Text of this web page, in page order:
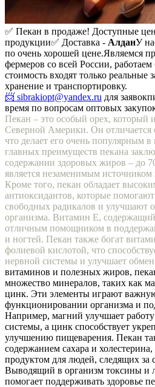
✅ Пекан в продаже! Доступные
продукции✅ Доставка - АлданУ
по очень хорошей цене.Являемся
фермеров со всей России,
стоимость входят только реальные
хранение и транспортировку.
📨 sibrakiopt@yandex.ru для заявок
время по вопросам оптовых
Пекан – это особый орех, который
Северной Америки. Он отличается
что делает его очень популярным
главных преимуществ пекана
содержании здоровых жиров – до
является незаменимым источником
Кроме того, пекан обладает
антиоксидантов, которые
свободных радикалов и улучшают
организма. Витамин Е,
отличным помощником в
и ногтей. Пекан также богат
фолиевой кислотой, что
нервной системы и улучшает
витаминов и полезных жиров,
множество минералов, таких как
цинк. Эти элементы играют
функционировании организма и
Например, магний улучшает работу
системы, а цинк способствует
улучшению пищеварения. Пекан
содержанием сахара и
продуктом для людей, следящих за
Выводящий в организм токсины и
помогает поддерживать здоровье